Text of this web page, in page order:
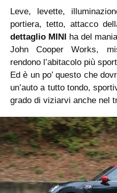
Leve, levette,
portiera, tetto, attacco
dettaglio MINI
ha del
John Cooper Works,
rendono l’abitacolo più
Ed è un po’ questo che
un’auto a tutto tondo,
grado di viziarvi anche nel